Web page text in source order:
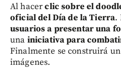
Al hacerclic sobre el
oficial del Día de la Tierra.
usuarios a presentar una
una iniciativa para
Finalmente se construirá
imágenes.